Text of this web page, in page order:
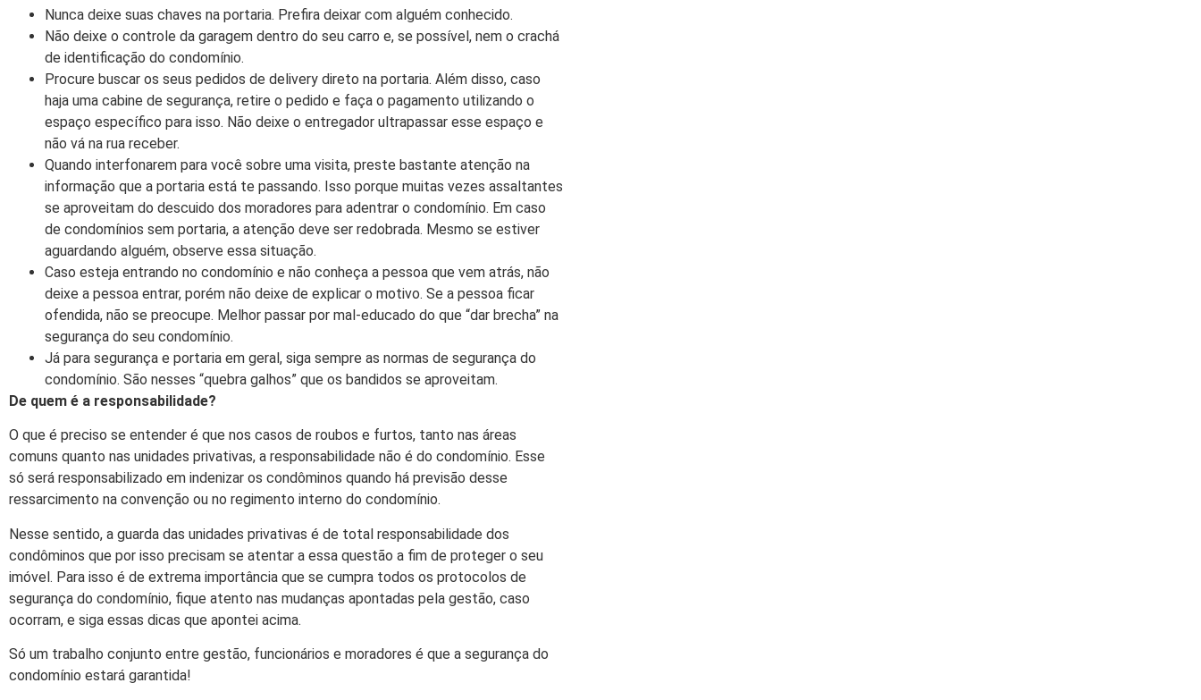
Nunca deixe suas chaves na portaria. Prefira deixar com alguém conhecido.
Não deixe o controle da garagem dentro do seu carro e, se possível, nem o crachá
de identificação do condomínio.
Procure buscar os seus pedidos de delivery direto na portaria. Além disso, caso
haja uma cabine de segurança, retire o pedido e faça o pagamento utilizando o
espaço específico para isso. Não deixe o entregador ultrapassar esse espaço e
não vá na rua receber.
Quando interfonarem para você sobre uma visita, preste bastante atenção na
informação que a portaria está te passando. Isso porque muitas vezes assaltantes
se aproveitam do descuido dos moradores para adentrar o condomínio. Em caso
de condomínios sem portaria, a atenção deve ser redobrada. Mesmo se estiver
aguardando alguém, observe essa situação.
Caso esteja entrando no condomínio e não conheça a pessoa que vem atrás, não
deixe a pessoa entrar, porém não deixe de explicar o motivo. Se a pessoa ficar
ofendida, não se preocupe. Melhor passar por mal-educado do que “dar brecha” na
segurança do seu condomínio.
Já para segurança e portaria em geral, siga sempre as normas de segurança do
condomínio. São nesses “quebra galhos” que os bandidos se aproveitam.
De quem é a responsabilidade?
O que é preciso se entender é que nos casos de roubos e furtos, tanto nas áreas
comuns quanto nas unidades privativas, a responsabilidade não é do condomínio. Esse
só será responsabilizado em indenizar os condôminos quando há previsão desse
ressarcimento na convenção ou no regimento interno do condomínio.
Nesse sentido, a guarda das unidades privativas é de total responsabilidade dos
condôminos que por isso precisam se atentar a essa questão a fim de proteger o seu
imóvel. Para isso é de extrema importância que se cumpra todos os protocolos de
segurança do condomínio, fique atento nas mudanças apontadas pela gestão, caso
ocorram, e siga essas dicas que apontei acima.
Só um trabalho conjunto entre gestão, funcionários e moradores é que a segurança do
condomínio estará garantida!